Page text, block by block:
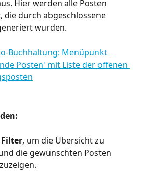
Hier werden alle Posten
die durch abgeschlossene
wurden.
Filter, um die Übersicht zu
die gewünschten Posten